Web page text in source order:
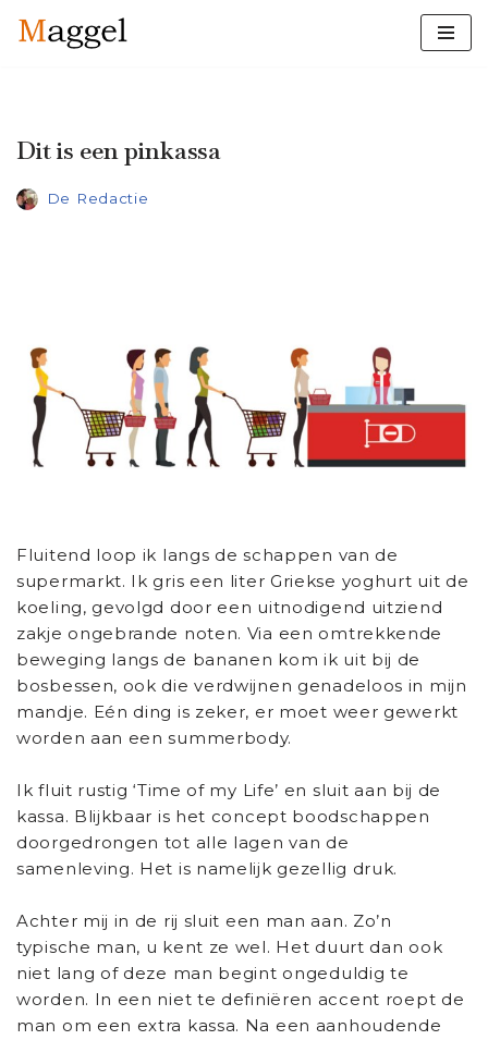
inhoud
Dit is een pinkassa
De Redactie
Fluitend loop ik langs de schappen van de
supermarkt. Ik gris een liter Griekse yoghurt uit de
koeling, gevolgd door een uitnodigend uitziend
zakje ongebrande noten. Via een omtrekkende
beweging langs de bananen kom ik uit bij de
bosbessen, ook die verdwijnen genadeloos in mijn
mandje. Eén ding is zeker, er moet weer gewerkt
worden aan een summerbody.
Ik fluit rustig ‘Time of my Life’ en sluit aan bij de
kassa. Blijkbaar is het concept boodschappen
doorgedrongen tot alle lagen van de
samenleving. Het is namelijk gezellig druk.
Achter mij in de rij sluit een man aan. Zo’n
typische man, u kent ze wel. Het duurt dan ook
niet lang of deze man begint ongeduldig te
worden. In een niet te definiëren accent roept de
man om een extra kassa. Na een aanhoudende